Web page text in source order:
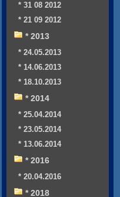
* 31 08 2012
* 21 09 2012
* 2013
* 24.05.2013
* 14.06.2013
* 18.10.2013
* 2014
* 25.04.2014
* 23.05.2014
* 13.06.2014
* 2016
* 20.04.2016
* 2018